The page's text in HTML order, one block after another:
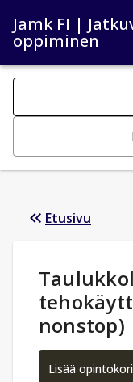
Jamk FI |
oppiminen
Haku
Etusivu
nonstop)
Lisää